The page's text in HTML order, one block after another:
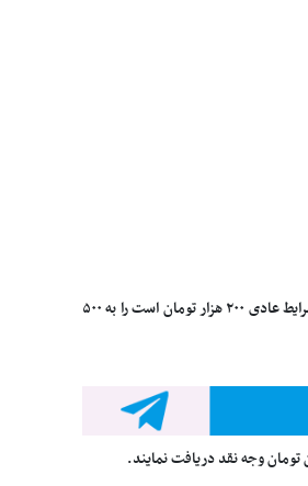
بانک مرکزی به تمامی بانک‌های سراسر کشور اجازه داده تا سقف مجاز برداشت از عابربانک‌ها که در شرایط عادی ۲۰۰ هزار تومان است را به ۵۰۰